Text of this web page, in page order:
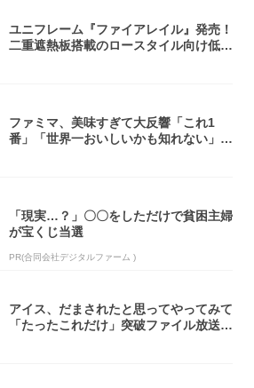
ユニフレーム『ファイアレイル』発売！
二重遮熱板搭載のロースタイル向け低型
ファミマ、美味すぎて大反響「これ1
番」「世界一おいしいかも知れない」
「現実…？」〇〇をしただけで貧困主婦
が宝くじ当選
PR(合同会社デジタルファーム )
アイス、だまされたと思ってやってみて
「たったこれだけ」突破ファイル放送で